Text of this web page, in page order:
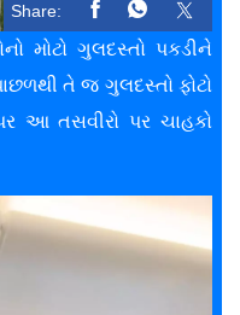
Share:
મોટો ગુલદસ્તો પકડીને
તે જ ગુલદસ્તો ફોટો
આ તસવીરો પર ચાહકો